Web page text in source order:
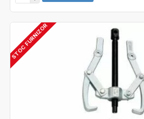
STOC FURNIZOR